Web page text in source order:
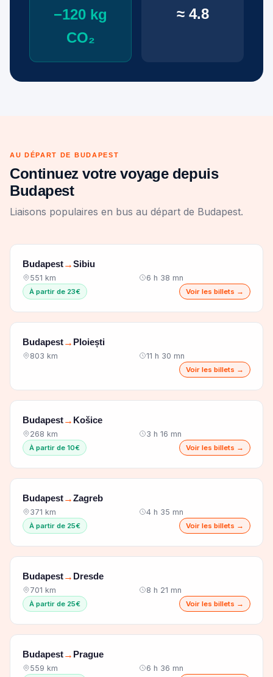
−120 kg
CO₂
≈ 4.8
AU DÉPART DE BUDAPEST
Continuez votre voyage depuis
Budapest
Liaisons populaires en bus au départ de Budapest.
Budapest→Sibiu
551 km 6 h 38 mn
À partir de 23€ Voir les billets →
Budapest→ Ploiești
803 km 11 h 30 mn
Voir les billets →
Budapest→ Košice
268 km 3 h 16 mn
À partir de 10€ Voir les billets →
Budapest→Zagreb
371 km 4 h 35 mn
À partir de 25€ Voir les billets →
Budapest→ Dresde
701 km 8 h 21 mn
À partir de 25€ Voir les billets →
Budapest→ Prague
559 km 6 h 36 mn